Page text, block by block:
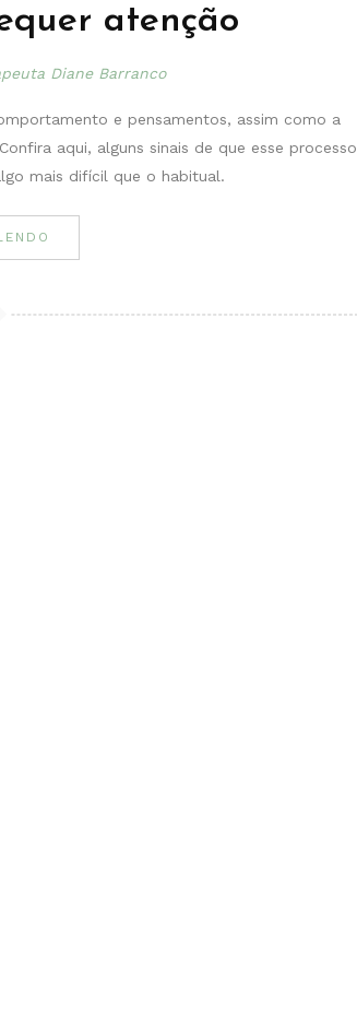
atenção
Diane Barranco
e pensamentos, assim como a
aqui, alguns sinais de que esse processo
mais difícil que o habitual.